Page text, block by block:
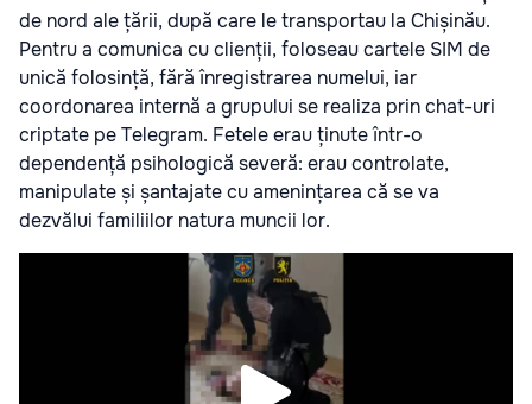
de nord ale țării, după care le transportau la Chișinău.
Pentru a comunica cu clienții, foloseau cartele SIM de
unică folosință, fără înregistrarea numelui, iar
coordonarea internă a grupului se realiza prin chat-uri
criptate pe Telegram. Fetele erau ținute într-o
dependență psihologică severă: erau controlate,
manipulate și șantajate cu amenințarea că se va
dezvălui familiilor natura muncii lor.